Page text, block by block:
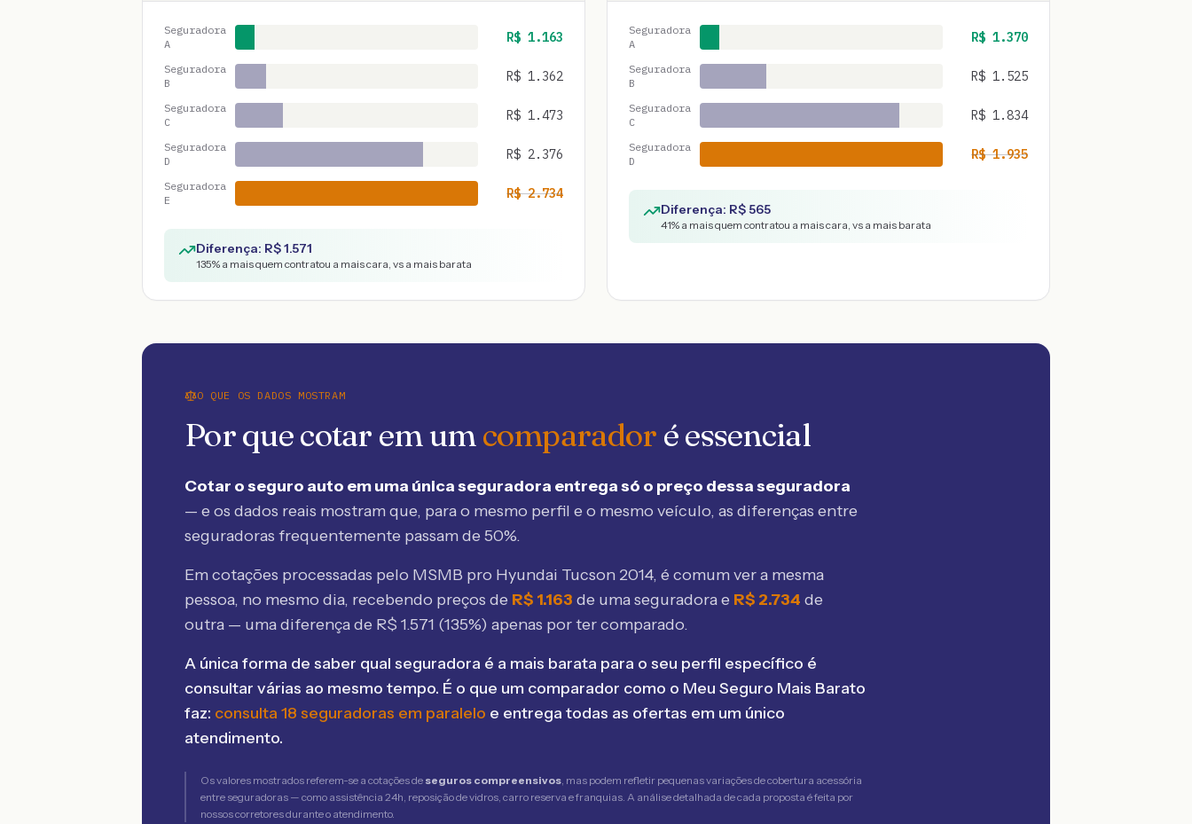
Seguradora
A
R$ 1.163
Seguradora
B
R$ 1.362
Seguradora
C
R$ 1.473
Seguradora
D
R$ 2.376
Seguradora
E
R$2.734
Diferença: R$1.571
135% a mais quem contratou a mais cara, vs a mais barata
Seguradora
A
R$ 1.370
Seguradora
B
R$ 1.525
Seguradora
C
R$ 1.834
Seguradora
D
R$1.935
Diferença: R$565
41% a mais quem contratou a mais cara, vs a mais barata
O QUE OS DADOS MOSTRAM
Por que cotar em umcomparador é essencial
Cotar o seguro auto em uma única seguradora entrega só o preço dessa seguradora
— e os dados reais mostram que, para o mesmo perfil e o mesmo veículo, as diferenças entre
seguradoras frequentemente passam de 50%.
Em cotações processadas pelo MSMB pro Hyundai Tucson 2014, é comum ver a mesma
pessoa, no mesmo dia, recebendo preços de R$ 1.163 de uma seguradora e R$ 2.734 de
outra — uma diferença de R$ 1.571 (135%) apenas por ter comparado.
A única forma de saber qual seguradora é a mais barata para o seu perfil específico é
consultar várias ao mesmo tempo. É o que um comparador como o Meu Seguro Mais Barato
faz: consulta 18 seguradoras em paralelo e entrega todas as ofertas em um único
atendimento.
Os valores mostrados referem-se a cotações de seguros compreensivos, mas podem refletir pequenas variações de cobertura acessória
entre seguradoras — como assistência 24h, reposição de vidros, carro reserva e franquias. A análise detalhada de cada proposta é feita por
nossos corretores durante o atendimento.